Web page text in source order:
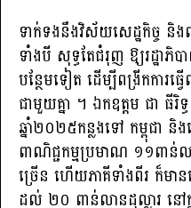
ទាក់ទងនឹងវិស័យសេដ្ឋកិច្ច និង
ទាំងបី សុទ្ធតែជំរុញ ឱ្យរដ្ឋាភិ
បន្ថែមទៀត ដើម្បីពង្រីកការធ្
ជាមួយគ្នា ។ ឯកឧត្តម ជា ធីរិ
ឆ្នាំ២០២៥កន្លងទៅ កម្ពុជា
ពាណិជ្ជកម្មប្រមាណ ១១ពាន់
ច្រើន ហើយភាគីទាំងពីរ ក៏ម
ដល់ ២០ ពាន់លានដុល្លារ នៅ